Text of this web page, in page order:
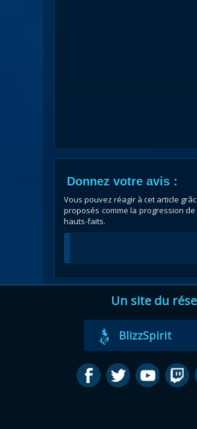
Donnez votre avis :
Vous pouvez réagir à cet article
proposés comme la progression
hauts-faits.
Un site du
BlizzSpirit